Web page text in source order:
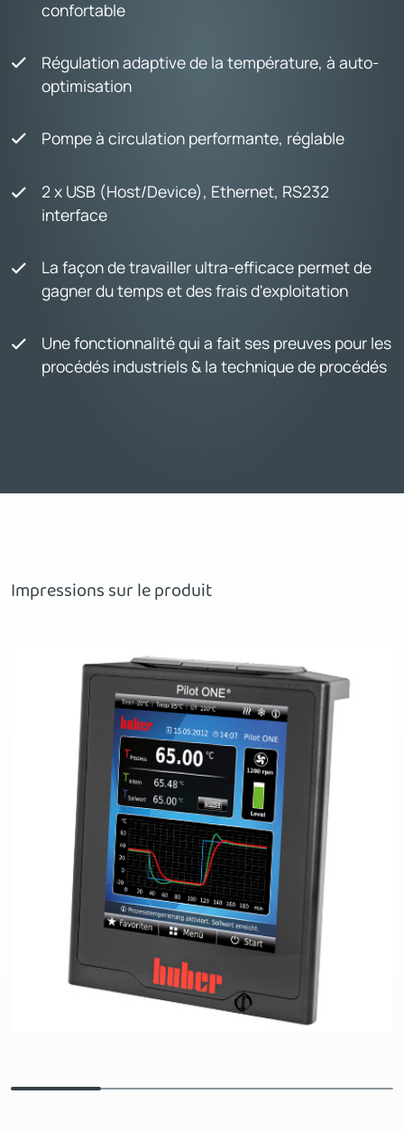
confortable
Régulation adaptive de la température, à auto-
optimisation
Pompe à circulation performante, réglable
2 x USB (Host/Device), Ethernet, RS232
interface
La façon de travailler ultra-efficace permet de
gagner du temps et des frais d'exploitation
Une fonctionnalité qui a fait ses preuves pour les
procédés industriels & la technique de procédés
Impressions sur le produit